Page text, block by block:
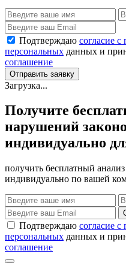
Подтверждаю согласие
персональных данных и
соглашение
Отправить заявку
Загрузка...
Получите
нарушений
индивидуально
получить бесплатный
индивидуально по вашей
Подтверждаю согласие
персональных данных и
соглашение